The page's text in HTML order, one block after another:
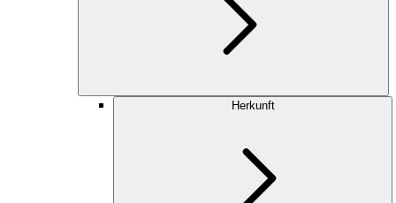
Herkunft